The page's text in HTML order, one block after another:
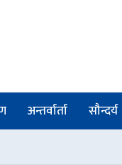
अन्तर्वार्ता सौन्दर्य